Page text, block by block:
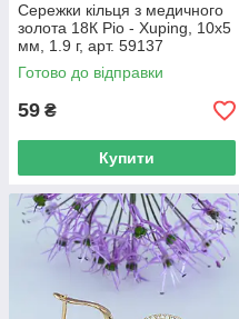
Сережки кільця з медичного
золота 18К Ріо - Xuping, 10х5
мм, 1.9 г, арт. 59137
Готово до відправки
59 ₴
Купити